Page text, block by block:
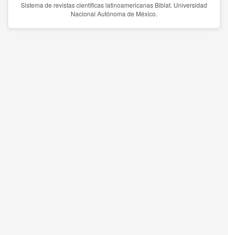
Sistema de revistas científicas latinoamericanas Biblat. Universidad
Nacional Autónoma de México.